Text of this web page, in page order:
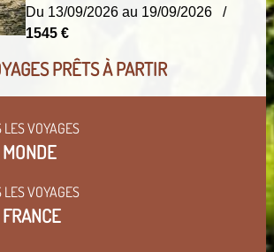
Du 13/09/2026 au 19/09/2026 /
1545 €
PRÊTS À PARTIR
LES VOYAGES
LES VOYAGES